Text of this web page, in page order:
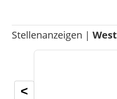
Stellenanzeigen |
<